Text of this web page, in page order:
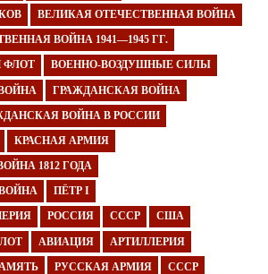
ВЕЛИКАЯ ОТЕЧЕСТВЕННАЯ ВОЙНА
ВОЙНА 1941—1945 ГГ.
ФЛОТ ВОЕННО-ВОЗДУШНЫЕ СИЛЫ
ГРАЖДАНСКАЯ ВОЙНА
ВОЙНА В РОССИИ
КРАСНАЯ АРМИЯ
1812 ГОДА
ПЁТР I
РОССИЯ СССР США
АВИАЦИЯ АРТИЛЛЕРИЯ
РУССКАЯ АРМИЯ СССР